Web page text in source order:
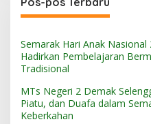
Semarak Hari Anak
Hadirkan Pembelajaran
Tradisional
MTs Negeri 2 Demak
Piatu, dan Duafa dalam
Keberkahan